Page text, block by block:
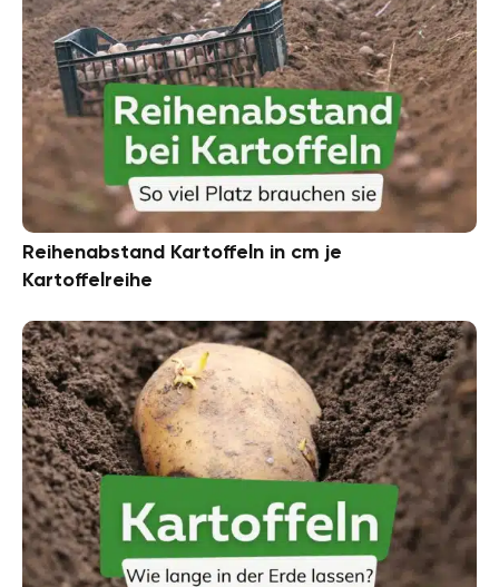
Reihenabstand Kartoffeln in cm je
Kartoffelreihe